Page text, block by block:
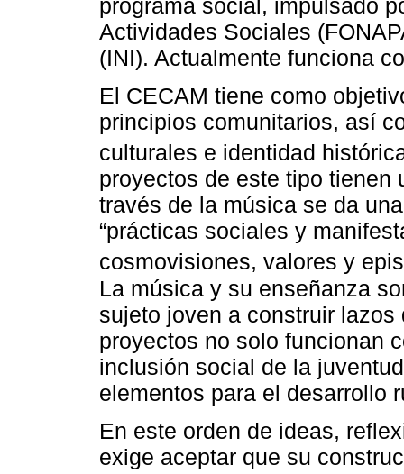
programa social, impulsado
Actividades Sociales
(INI). Actualmente funciona
El CECAM tiene como
principios comunitarios, así
culturales e identidad
proyectos de este tipo tienen
través de la música se da
“prácticas sociales y
cosmovisiones, valores y
La música y su enseñanza
sujeto joven a construir
proyectos no solo funcionan
inclusión social de la
elementos para el desarrollo
En este orden de ideas,
exige aceptar que su